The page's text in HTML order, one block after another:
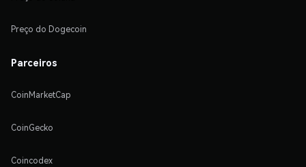
Preço do Dogecoin
Parceiros
CoinMarketCap
CoinGecko
Coincodex